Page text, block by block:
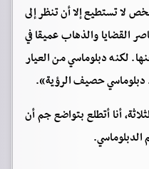
لا تستطيع إلا أن تنظر إلى
القضايا والذهاب عميقا في
لكنه دبلوماسي من العيار
دبلوماسي حصيف الرؤية».
أنا أتطلع بتواضع جم أن
الدبلوماسي.